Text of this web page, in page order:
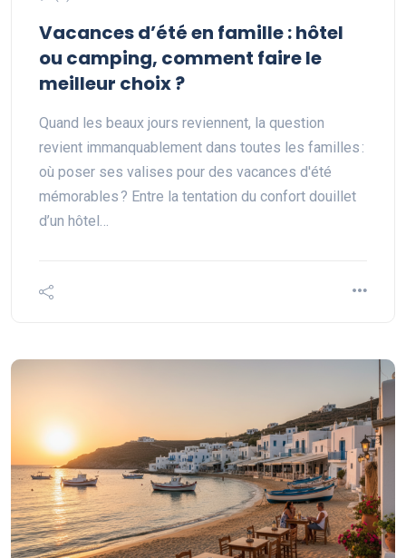
Vacances d’été en famille : hôtel
ou camping, comment faire le
meilleur choix ?
Quand les beaux jours reviennent, la question
revient immanquablement dans toutes les familles :
où poser ses valises pour des vacances d'été
mémorables ? Entre la tentation du confort douillet
d’un hôtel…